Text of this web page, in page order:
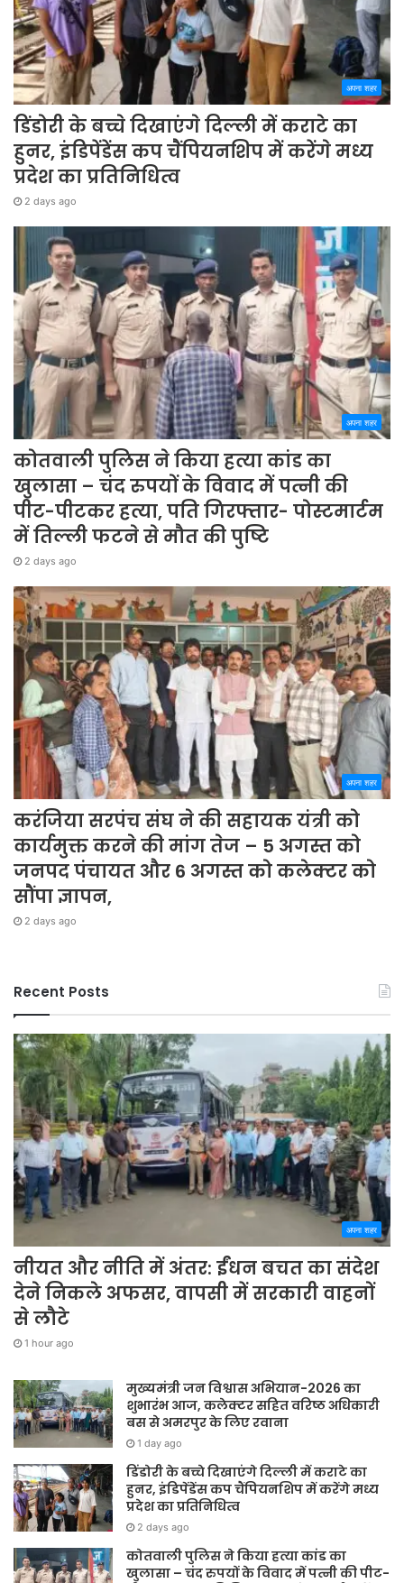
अपना शहर
डिंडोरी के बच्चे दिखाएंगे दिल्ली में कराटे का
हुनर, इंडिपेंडेंस कप चैंपियनशिप में करेंगे मध्य
प्रदेश का प्रतिनिधित्व
2 days ago
अपना शहर
कोतवाली पुलिस ने किया हत्या कांड का
खुलासा – चंद रुपयों के विवाद में पत्नी की
पीट-पीटकर हत्या, पति गिरफ्तार- पोस्टमार्टम
में तिल्ली फटने से मौत की पुष्टि
2 days ago
अपना शहर
करंजिया सरपंच संघ ने की सहायक यंत्री को
कार्यमुक्त करने की मांग तेज – 5 अगस्त को
जनपद पंचायत और 6 अगस्त को कलेक्टर को
सौंपा ज्ञापन,
2 days ago
Recent Posts
अपना शहर
नीयत और नीति में अंतर: ईंधन बचत का संदेश
देने निकले अफसर, वापसी में सरकारी वाहनों
से लौटे
1 hour ago
मुख्यमंत्री जन विश्वास अभियान-2026 का
शुभारंभ आज, कलेक्टर सहित वरिष्ठ अधिकारी
बस से अमरपुर के लिए रवाना
1 day ago
डिंडोरी के बच्चे दिखाएंगे दिल्ली में कराटे का
हुनर, इंडिपेंडेंस कप चैंपियनशिप में करेंगे मध्य
प्रदेश का प्रतिनिधित्व
2 days ago
कोतवाली पुलिस ने किया हत्या कांड का
खुलासा – चंद रुपयों के विवाद में पत्नी की पीट-